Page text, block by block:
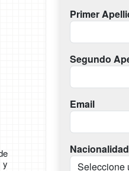
y
Primer
Segundo
Email
Nacionalidad